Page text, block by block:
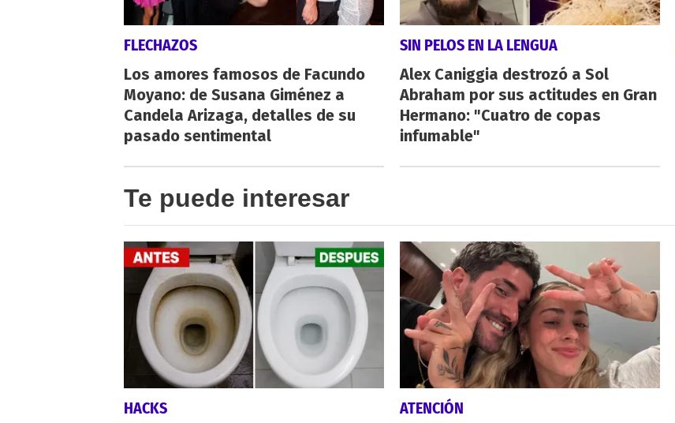
FLECHAZOS
Los amores famosos de Facundo
Moyano: de Susana Giménez a
Candela Arizaga, detalles de su
pasado sentimental
SIN PELOS EN LA LENGUA
Alex Caniggia destrozó a Sol
Abraham por sus actitudes en Gran
Hermano: "Cuatro de copas
infumable"
Te puede interesar
HACKS ATENCIÓN